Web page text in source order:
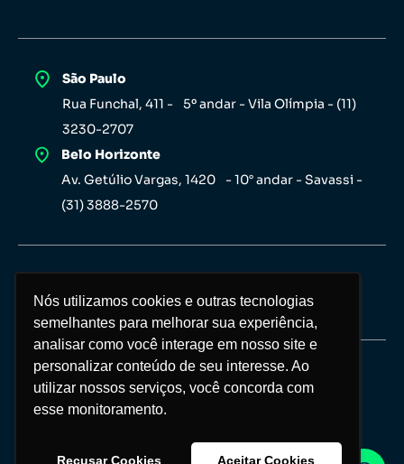
Nós utilizamos cookies e outras tecnologias
semelhantes para melhorar sua experiência,
analisar como você interage em nosso site e
personalizar conteúdo de seu interesse. Ao
utilizar nossos serviços, você concorda com
esse monitoramento.
Recusar Cookies Aceitar Cookies
Nós utilizamos cookies e outras tecnologias
semelhantes para melhorar sua experiência,
analisar como você interage em nosso site e
personalizar conteúdo de seu interesse. Ao
utilizar nossos serviços, você concorda com
esse monitoramento.
Recusar Cookies Aceitar Cookies
São Paulo
Rua Funchal, 411 - 5º andar - Vila Olímpia - (11)
3230-2707
Belo Horizonte
Av. Getúlio Vargas, 1420 - 10° andar - Savassi -
(31) 3888-2570
Copyright Investor 2026 © Todos os direitos
reservados